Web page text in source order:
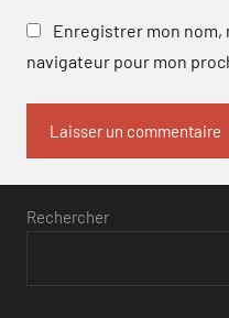
Enregistrer mon nom,
navigateur pour mon
Rechercher